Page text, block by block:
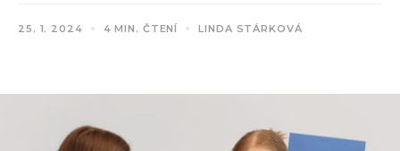
25. 1. 2024 4 MIN. ČTENÍ LINDA STÁRKOVÁ